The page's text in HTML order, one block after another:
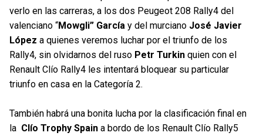
verlo en las carreras, a los dos Peugeot 208 Rally4 del
valenciano “Mowgli” García y del murciano José Javier
López a quienes veremos luchar por el triunfo de los
Rally4, sin olvidarnos del ruso Petr Turkin quien con el
Renault Clío Rally4 les intentará bloquear su particular
triunfo en casa en la Categoría 2.
También habrá una bonita lucha por la clasificación final en
la Clío Trophy Spain a bordo de los Renault Clío Rally5